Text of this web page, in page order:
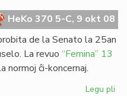
HeKo 370 5-C, 9 okt 08
de la Senato la 25an
La revuo “Femina” 13
normoj ĉi-koncernaj.
Legu pli